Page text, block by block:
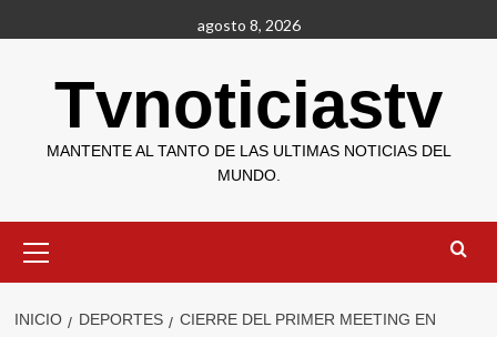
al
agosto 8, 2026
Tvnoticiastv
MANTENTE AL TANTO DE LAS ULTIMAS NOTICIAS DEL
MUNDO.
primario
INICIO DEPORTES
CIERRE DEL PRIMER MEETING EN